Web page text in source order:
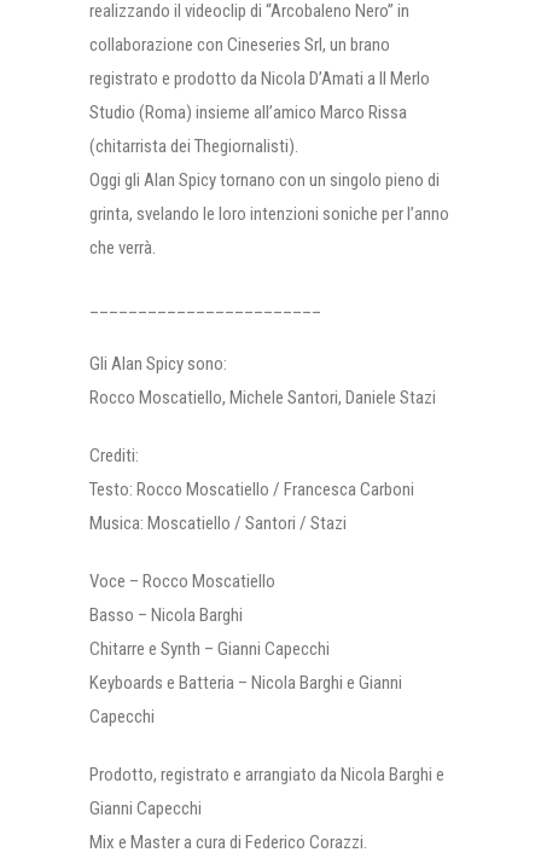
realizzando il videoclip di “Arcobaleno Nero” in
collaborazione con Cineseries Srl, un brano
registrato e prodotto da Nicola D’Amati a Il Merlo
Studio (Roma) insieme all’amico Marco Rissa
(chitarrista dei Thegiornalisti).
Oggi gli Alan Spicy tornano con un singolo pieno di
grinta, svelando le loro intenzioni soniche per l’anno
che verrà.
Gli Alan Spicy sono:
Rocco Moscatiello, Michele Santori, Daniele Stazi
Crediti:
Testo: Rocco Moscatiello / Francesca Carboni
Musica: Moscatiello / Santori / Stazi
Voce – Rocco Moscatiello
Basso – Nicola Barghi
Chitarre e Synth – Gianni Capecchi
Keyboards e Batteria – Nicola Barghi e Gianni
Capecchi
Prodotto, registrato e arrangiato da Nicola Barghi e
Gianni Capecchi
Mix e Master a cura di Federico Corazzi.